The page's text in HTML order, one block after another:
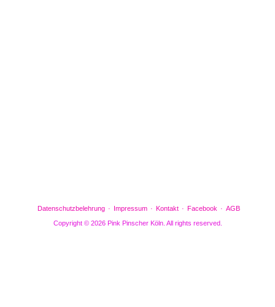
Datenschutzbelehrung Impressum Kontakt Facebook
AGB
Copyright © 2026 Pink Pinscher Köln. All rights reserved.